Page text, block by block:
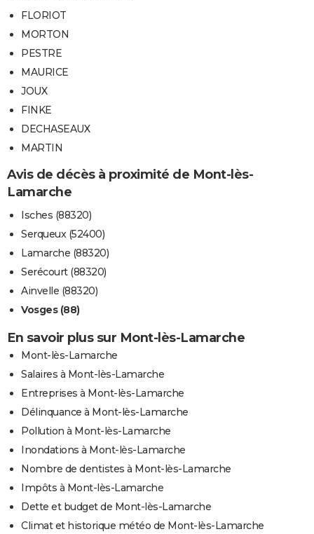
FLORIOT
MORTON
PESTRE
MAURICE
JOUX
FINKE
DECHASEAUX
MARTIN
Avis de décès à proximité de Mont-lès-
Lamarche
Isches (88320)
Serqueux (52400)
Lamarche (88320)
Serécourt (88320)
Ainvelle (88320)
Vosges (88)
En savoir plus sur Mont-lès-Lamarche
Mont-lès-Lamarche
Salaires à Mont-lès-Lamarche
Entreprises à Mont-lès-Lamarche
Délinquance à Mont-lès-Lamarche
Pollution à Mont-lès-Lamarche
Inondations à Mont-lès-Lamarche
Nombre de dentistes à Mont-lès-Lamarche
Impôts à Mont-lès-Lamarche
Dette et budget de Mont-lès-Lamarche
Climat et historique météo de Mont-lès-Lamarche